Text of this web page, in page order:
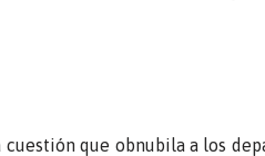
que obnubila a los